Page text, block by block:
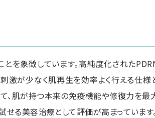
とを象徴しています。高純度化された
激が少なく肌再生を効率よく行える仕様
、肌が持つ本来の免疫機能や修復力を最
る美容治療として評価が高まっています